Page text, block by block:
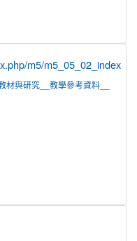
材與研究__教學參考資料__